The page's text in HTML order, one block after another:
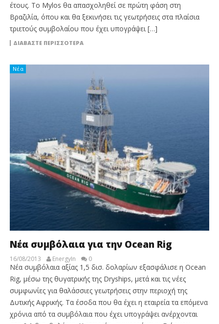
έτους. Το Mylos θα απασχοληθεί σε πρώτη φάση στη
Βραζιλία, όπου και θα ξεκινήσει τις γεωτρήσεις στα πλαίσια
τριετούς συμβολαίου που έχει υπογράψει […]
ΔΙΑΒΆΣΤΕ ΠΕΡΙΣΣΌΤΕΡΑ
Νέα
Νέα συμβόλαια για την Ocean Rig
16/08/2013 EnergyIn 0
Νέα συμβόλαια αξίας 1,5 δισ. δολαρίων εξασφάλισε η Ocean
Rig, μέσω της θυγατρικής της Dryships, μετά και τις νέες
συμφωνίες για θαλάσσιες γεωτρήσεις στην περιοχή της
Δυτικής Αφρικής. Τα έσοδα που θα έχει η εταιρεία τα επόμενα
χρόνια από τα συμβόλαια που έχει υπογράψει ανέρχονται